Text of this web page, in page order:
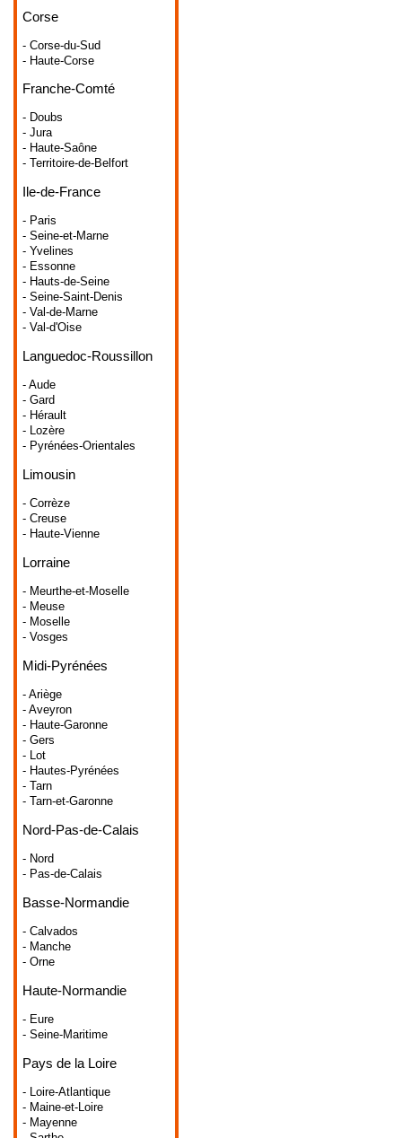
Corse
- Corse-du-Sud
- Haute-Corse
Franche-Comté
- Doubs
- Jura
- Haute-Saône
- Territoire-de-Belfort
Ile-de-France
- Paris
- Seine-et-Marne
- Yvelines
- Essonne
- Hauts-de-Seine
- Seine-Saint-Denis
- Val-de-Marne
- Val-d'Oise
Languedoc-Roussillon
- Aude
- Gard
- Hérault
- Lozère
- Pyrénées-Orientales
Limousin
- Corrèze
- Creuse
- Haute-Vienne
Lorraine
- Meurthe-et-Moselle
- Meuse
- Moselle
- Vosges
Midi-Pyrénées
- Ariège
- Aveyron
- Haute-Garonne
- Gers
- Lot
- Hautes-Pyrénées
- Tarn
- Tarn-et-Garonne
Nord-Pas-de-Calais
- Nord
- Pas-de-Calais
Basse-Normandie
- Calvados
- Manche
- Orne
Haute-Normandie
- Eure
- Seine-Maritime
Pays de la Loire
- Loire-Atlantique
- Maine-et-Loire
- Mayenne